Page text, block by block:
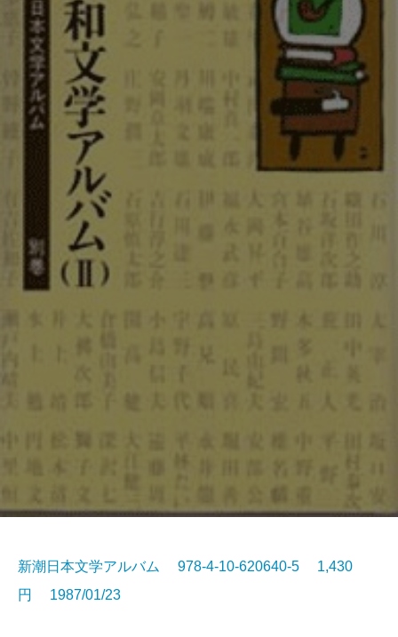
新潮日本文学アルバム 978-4-10-620640-5 1,430
円 1987/01/23